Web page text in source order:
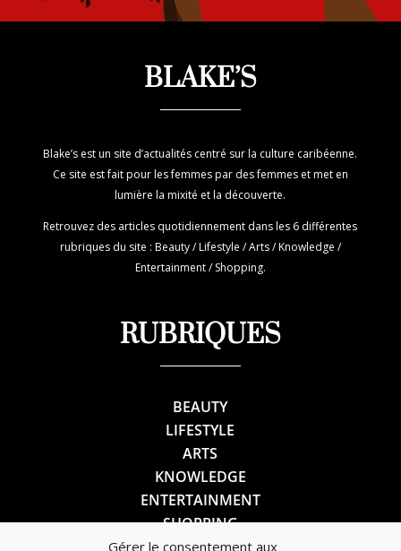
Gérer le consentement aux
BLAKE’S
Blake’s est un site d’actualités centré sur la culture caribéenne.
Ce site est fait pour les femmes par des femmes et met en
lumière la mixité et la découverte.
Retrouvez des articles quotidiennement dans les 6 différentes
rubriques du site : Beauty / Lifestyle / Arts / Knowledge /
Entertainment / Shopping.
RUBRIQUES
BEAUTY
LIFESTYLE
ARTS
KNOWLEDGE
ENTERTAINMENT
SHOPPING